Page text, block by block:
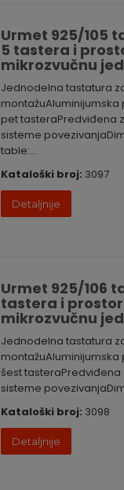
Urmet 925/105
5 tastera i
mikrozvučnu
Jednodelna tastatura
pet tasteraPredviđena
sisteme
table:...
Kataloški broj: 3097
Detaljnije
Urmet 925/106
tastera i
mikrozvučnu
Jednodelna tastatura
šest tasteraPredviđena
sisteme
Kataloški broj: 3098
Detaljnije